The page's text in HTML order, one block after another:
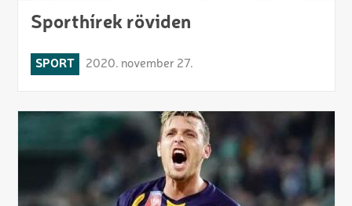
Sporthírek röviden
SPORT 2020. november 27.